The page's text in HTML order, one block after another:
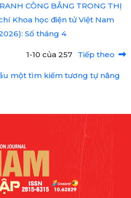
CÔNG BẰNG TRONG THỊ
Khoa học điện tử Việt Nam
Số tháng 4
1-10 của 257 Tiếp theo
một tìm kiếm tương tự nâng